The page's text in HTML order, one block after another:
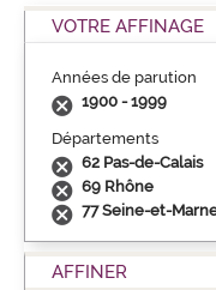
VOTRE AFFINAGE
Années de parution
1900 - 1999
Départements
62 Pas-de-Calais
69 Rhône
77 Seine-et-
AFFINER